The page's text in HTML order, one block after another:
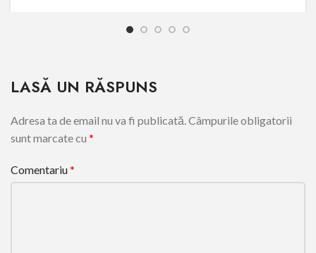
LASĂ UN RĂSPUNS
Adresa ta de email nu va fi publicată.Câmpurile obligatorii
sunt marcate cu *
Comentariu*